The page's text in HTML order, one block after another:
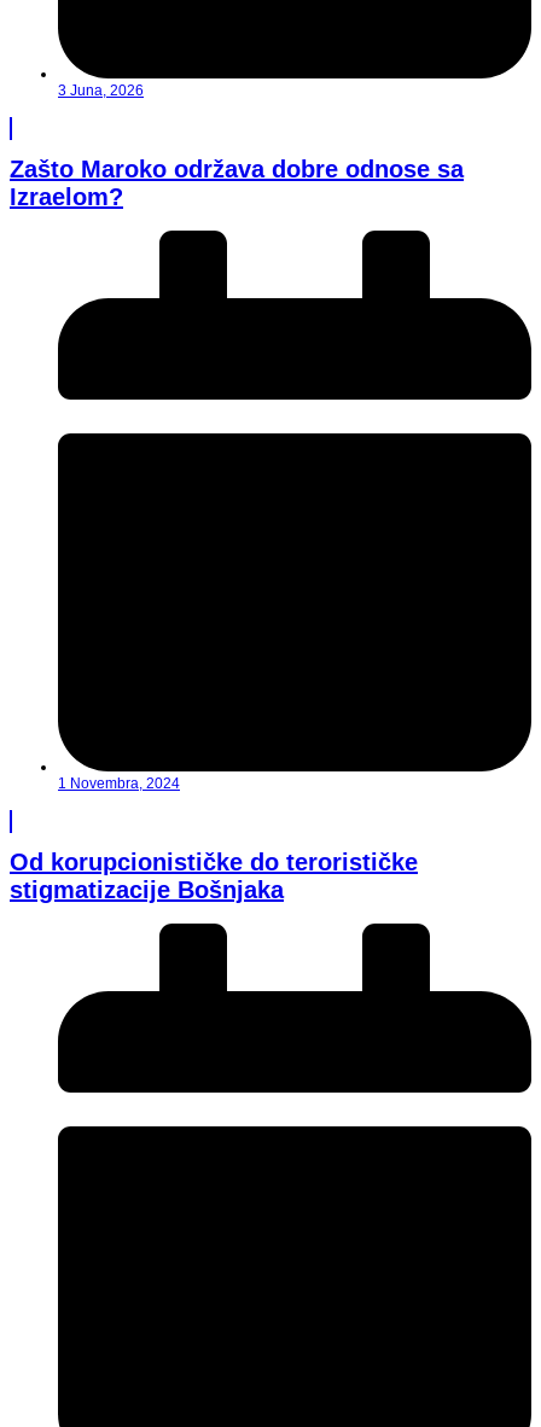
3 Juna, 2026
Zašto Maroko održava dobre odnose sa
Izraelom?
1 Novembra, 2024
Od korupcionističke do terorističke
stigmatizacije Bošnjaka